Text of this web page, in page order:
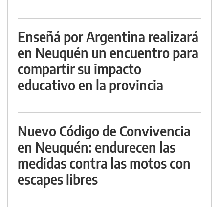
Enseñá por Argentina realizará
en Neuquén un encuentro para
compartir su impacto
educativo en la provincia
Nuevo Código de Convivencia
en Neuquén: endurecen las
medidas contra las motos con
escapes libres